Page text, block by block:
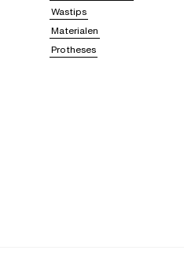
Wastips
Materialen
Protheses